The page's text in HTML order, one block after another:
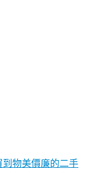
到物美價廉的二手